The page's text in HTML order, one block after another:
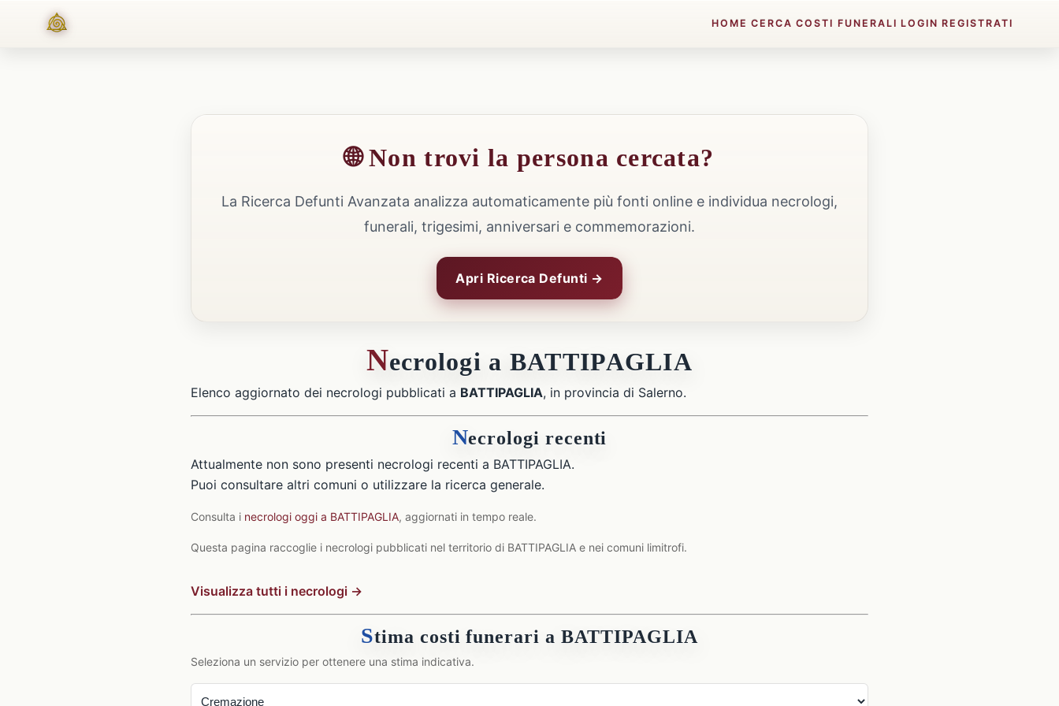
HOME CERCA COSTI FUNERALI LOGIN REGISTRATI
🌐 Non trovi la persona cercata?
La Ricerca Defunti Avanzata analizza automaticamente più fonti online e individua necrologi,
funerali, trigesimi, anniversari e commemorazioni.
Apri Ricerca Defunti →
Necrologi a BATTIPAGLIA
Elenco aggiornato dei necrologi pubblicati a BATTIPAGLIA, in provincia di Salerno.
Necrologi recenti
Attualmente non sono presenti necrologi recenti a BATTIPAGLIA.
Puoi consultare altri comuni o utilizzare la ricerca generale.
Consulta i necrologi oggi a BATTIPAGLIA, aggiornati in tempo reale.
Questa pagina raccoglie i necrologi pubblicati nel territorio di BATTIPAGLIA e nei comuni limitrofi.
Visualizza tutti i necrologi →
Stima costi funerari a BATTIPAGLIA
Seleziona un servizio per ottenere una stima indicativa.